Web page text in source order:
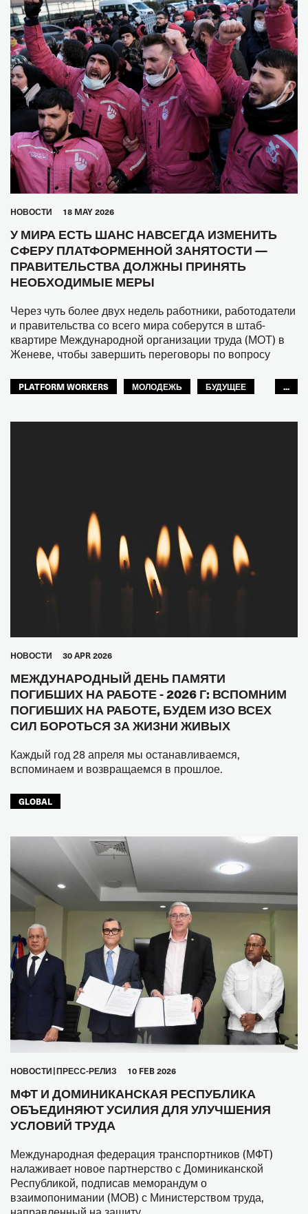
HОВОСТИ 18 MAY 2026
У МИРА ЕСТЬ ШАНС НАВСЕГДА ИЗМЕНИТЬ
СФЕРУ ПЛАТФОРМЕННОЙ ЗАНЯТОСТИ —
ПРАВИТЕЛЬСТВА ДОЛЖНЫ ПРИНЯТЬ
НЕОБХОДИМЫЕ МЕРЫ
Через чуть более двух недель работники, работодатели
и правительства со всего мира соберутся в штаб-
квартире Международной организации труда (МОТ) в
Женеве, чтобы завершить переговоры по вопросу
PLATFORM WORKERS МОЛОДЕЖЬ
БУДУЩЕЕ
...
HОВОСТИ 30 APR 2026
МЕЖДУНАРОДНЫЙ ДЕНЬ ПАМЯТИ
ПОГИБШИХ НА РАБОТЕ - 2026 Г: ВСПОМНИМ
ПОГИБШИХ НА РАБОТЕ, БУДЕМ ИЗО ВСЕХ
СИЛ БОРОТЬСЯ ЗА ЖИЗНИ ЖИВЫХ
Каждый год 28 апреля мы останавливаемся,
вспоминаем и возвращаемся в прошлое.
GLOBAL
HОВОСТИ ПРЕСС-РЕЛИЗ 10 FEB 2026
МФТ И ДОМИНИКАНСКАЯ РЕСПУБЛИКА
ОБЪЕДИНЯЮТ УСИЛИЯ ДЛЯ УЛУЧШЕНИЯ
УСЛОВИЙ ТРУДА
Международная федерация транспортников (МФТ)
налаживает новое партнерство с Доминиканской
Республикой, подписав меморандум о
взаимопонимании (МОВ) с Министерством труда,